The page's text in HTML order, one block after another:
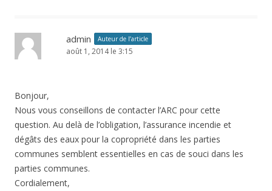
admin Auteur de l’article
août 1, 2014 le 3:15
Bonjour,
Nous vous conseillons de contacter l’ARC pour cette
question. Au delà de l’obligation, l’assurance incendie et
dégâts des eaux pour la copropriété dans les parties
communes semblent essentielles en cas de souci dans les
parties communes.
Cordialement,